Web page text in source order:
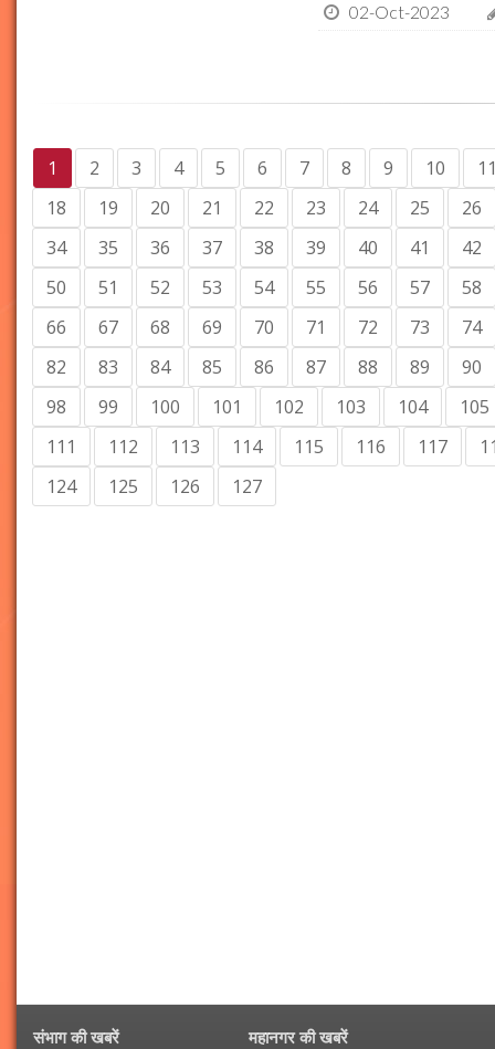
02-Oct-2023
1 2 3 4 5 6 7 8 9 10
18
19 20 21 22 23 24 25
26
34
35 36 37 38 39 40 41
42
50
51 52 53 54 55 56 57
58
66
67 68 69 70 71 72 73
74
82
83 84 85 86 87 88 89
90
98
99 100 101 102 103 104
105
111
112 113 114 115 116 117
124
125 126 127
संभाग की खबरें महानगर की खबरें